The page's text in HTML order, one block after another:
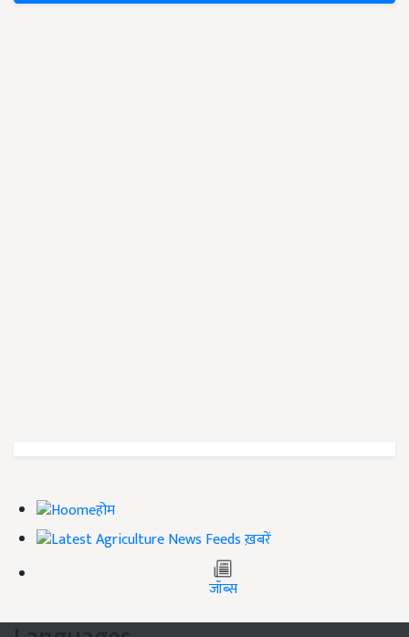
होम
ख़बरें
जॉब्स